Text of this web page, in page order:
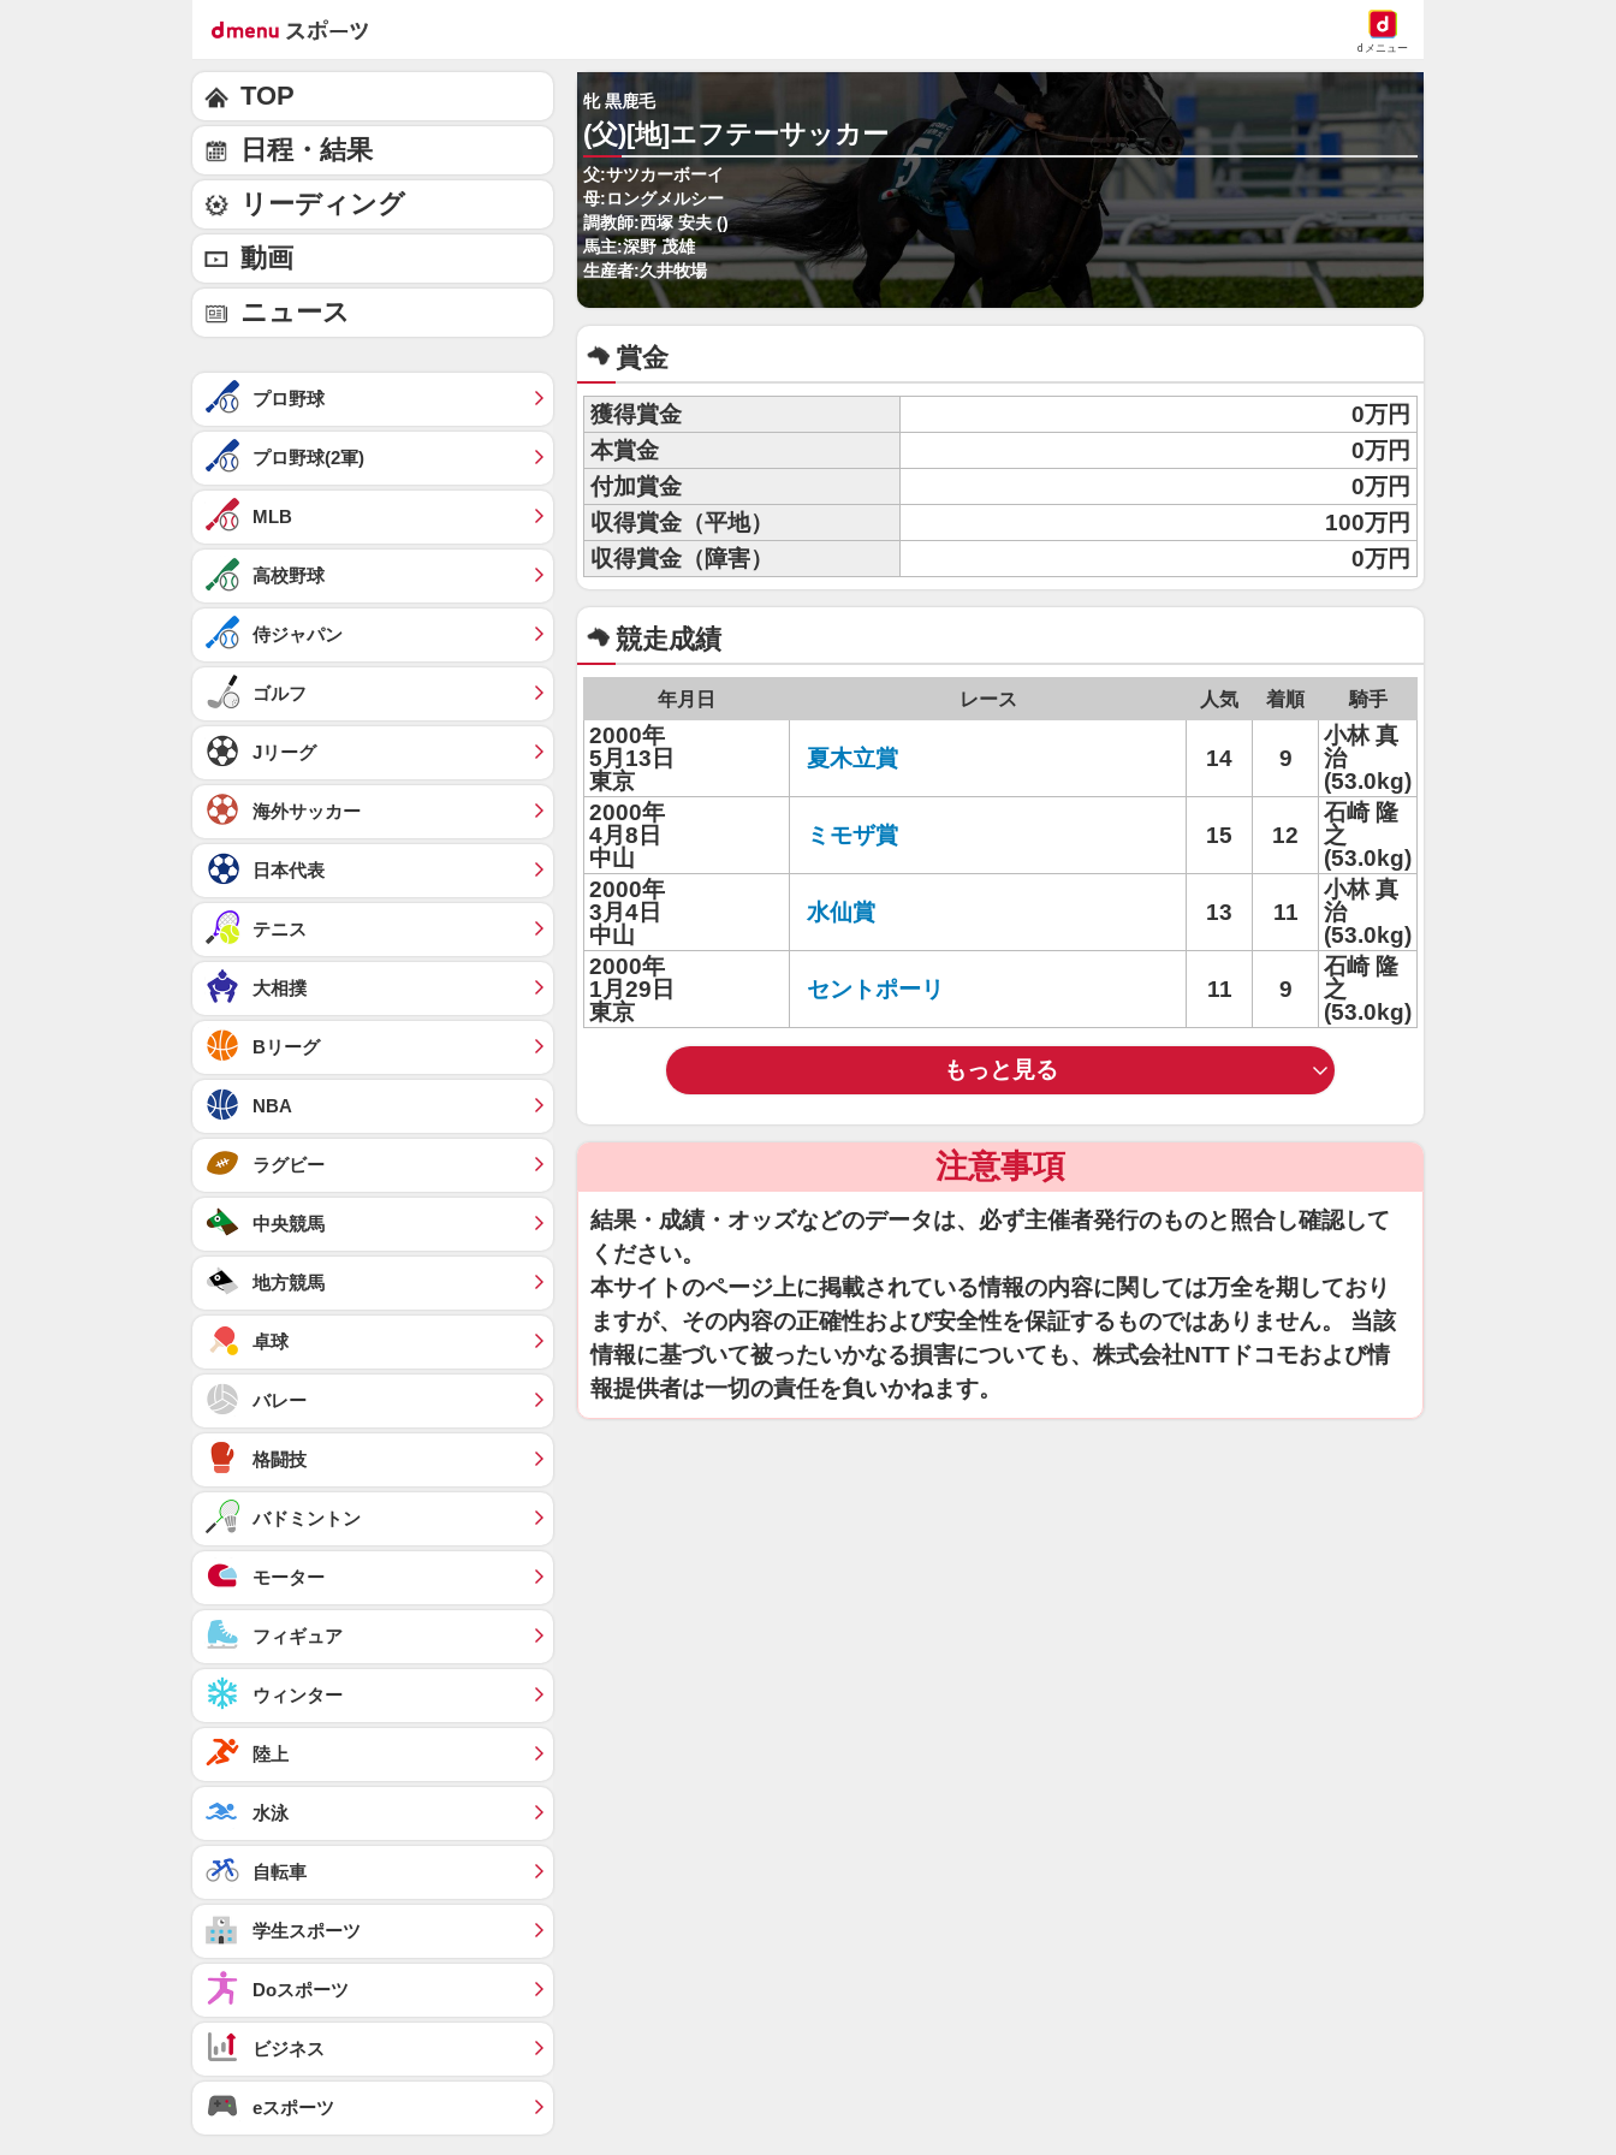
dメニュー
牝 黒鹿毛
(父)[地]エフテーサッカー
父:サツカーボーイ
母:ロングメルシー
調教師:西塚 安夫 ()
馬主:深野 茂雄
生産者:久井牧場
賞金
獲得賞金
0万円
本賞金
0万円
付加賞金
0万円
収得賞金（平地）
100万円
収得賞金（障害）
0万円
競走成績
年月日 レース 人気 着順 騎手
2000年
5月13日
東京
夏木立賞 14 9
小林 真
治
(53.0kg)
2000年
4月8日
中山
ミモザ賞 15 12
石崎 隆
之
(53.0kg)
2000年
3月4日
中山
水仙賞 13 11
小林 真
治
(53.0kg)
2000年
1月29日
東京
セントポーリ 11 9
石崎 隆
之
(53.0kg)
もっと見る
注意事項
結果・成績・オッズなどのデータは、必ず主催者発行のものと照合し確認して
ください。
本サイトのページ上に掲載されている情報の内容に関しては万全を期しており
ますが、その内容の正確性および安全性を保証するものではありません。 当該
情報に基づいて被ったいかなる損害についても、株式会社NTTドコモおよび情
報提供者は一切の責任を負いかねます。
TOP
日程・結果
リーディング
動画
ニュース
プロ野球
プロ野球(2軍)
MLB
高校野球
侍ジャパン
ゴルフ
Jリーグ
海外サッカー
日本代表
テニス
大相撲
Bリーグ
NBA
ラグビー
中央競馬
地方競馬
卓球
バレー
格闘技
バドミントン
モーター
フィギュア
ウィンター
陸上
水泳
自転車
学生スポーツ
Doスポーツ
ビジネス
eスポーツ